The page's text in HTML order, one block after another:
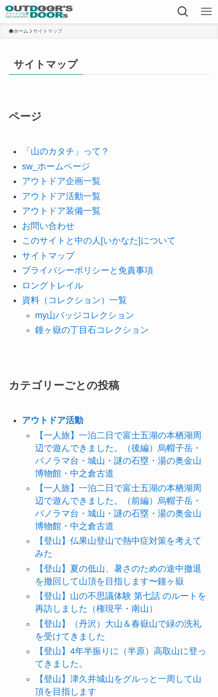
ホーム サイトマップ
サイトマップ
ページ
「山のカタチ」って？
sw_ホームページ
アウトドア企画一覧
アウトドア活動一覧
アウトドア装備一覧
お問い合わせ
このサイトと中の人[いかなた]について
サイトマップ
プライバシーポリシーと免責事項
ロングトレイル
資料（コレクション）一覧
my山バッジコレクション
鐘ヶ嶽の丁目石コレクション
カテゴリーごとの投稿
アウトドア活動
【一人旅】一泊二日で富士五湖の本栖湖周
辺で遊んできました。（後編）烏帽子岳・
パノラマ台・城山・謎の石塁・湯の奥金山
博物館・中之倉古道
【一人旅】一泊二日で富士五湖の本栖湖周
辺で遊んできました。（前編）烏帽子岳・
パノラマ台・城山・謎の石塁・湯の奥金山
博物館・中之倉古道
【登山】仏果山登山で熱中症対策を考えて
みた
【登山】夏の低山、暑さのための途中撤退
を撤回して山頂を目指します〜鐘ヶ嶽
【登山】山の不思議体験 第七話 のルートを
再訪しました（権現平・南山）
【登山】（丹沢）大山＆春嶽山で緑の洗礼
を受けてきました
【登山】4年半振りに（半原）高取山に登っ
てきました。
【登山】津久井城山をグルっと一周して山
頂を目指します